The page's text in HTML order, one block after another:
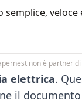
veloce
non è partner
elettrica.
il